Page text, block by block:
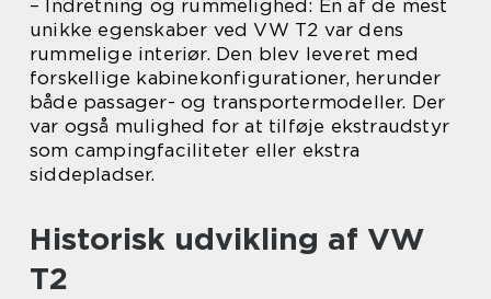
– Indretning og rummelighed: En af de mest
unikke egenskaber ved VW T2 var dens
rummelige interiør. Den blev leveret med
forskellige kabinekonfigurationer, herunder
både passager- og transportermodeller. Der
var også mulighed for at tilføje ekstraudstyr
som campingfaciliteter eller ekstra
siddepladser.
Historisk udvikling af VW
T2